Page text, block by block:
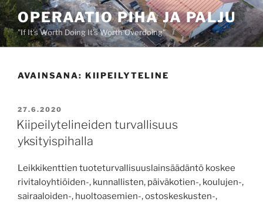
Siirry
sisältöönOPERAATIO PIHA JA PALJU
"If It's Worth Doing It's Worth Overdoing"
AVAINSANA: KIIPEILYTELINE
JULKAISTU
27.6.2020
Kiipeilytelineiden turvallisuus
yksityispihalla
Leikkikenttien tuoteturvallisuuslainsäädäntö koskee
rivitaloyhtiöiden-, kunnallisten, päiväkotien-, koulujen-,
sairaaloiden-, huoltoasemien-, ostoskeskusten-,